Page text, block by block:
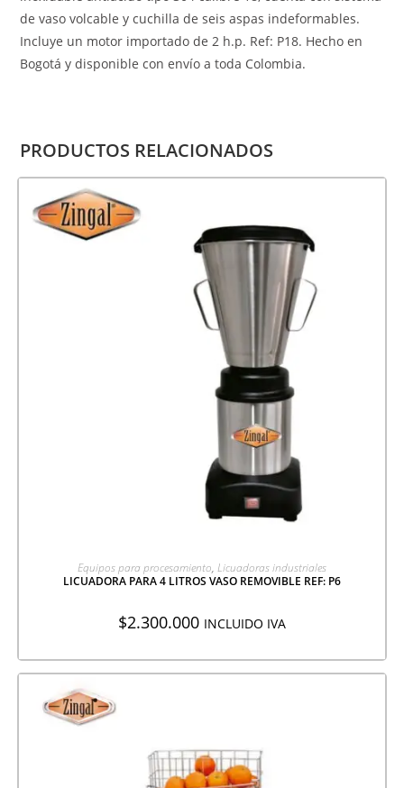
de vaso volcable y cuchilla de seis aspas indeformables.
Incluye un motor importado de 2 h.p. Ref: P18. Hecho en
Bogotá y disponible con envío a toda Colombia.
PRODUCTOS RELACIONADOS
AGREGAR A COTIZACIÓN
Equipos para procesamiento, Licuadoras industriales
LICUADORA PARA 4 LITROS VASO REMOVIBLE REF: P6
$2.300.000 INCLUIDO IVA